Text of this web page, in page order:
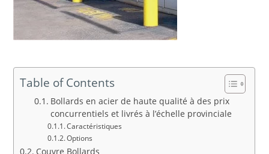
Table of Contents
Bollards en acier de haute qualité à des prix
concurrentiels et livrés à l’échelle provinciale
Caractéristiques
Options
Couvre Bollards